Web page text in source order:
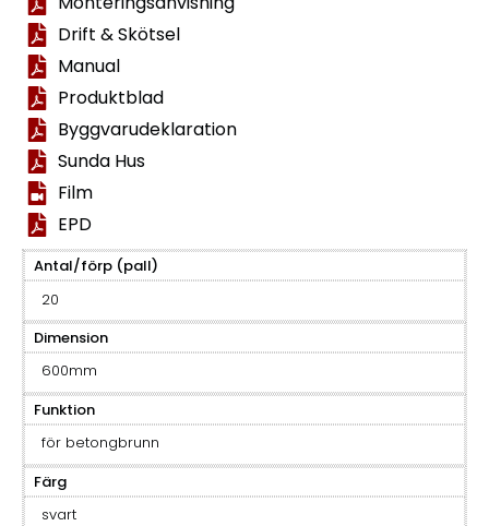
Drift & Skötsel
Manual
Produktblad
Byggvarudeklaration
Sunda Hus
Film
EPD
Antal/förp (pall)
20
Dimension
600mm
Funktion
för betongbrunn
Färg
svart